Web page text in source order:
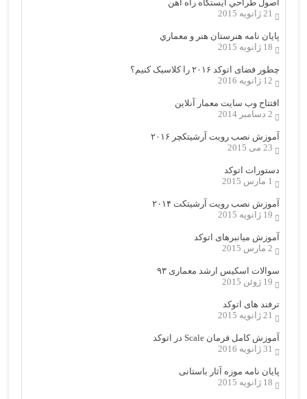
اصول طراحي ایستگاه راه آهن
21 ژانویه 2015
پایان نامه هنرستان هنر و معماري
18 ژانویه 2015
چطور فضای اتوکد ۲۰۱۶ را کلاسیک کنیم؟
12 ژانویه 2016
افتتاح وب سایت معمار آنلاین
2 دسامبر 2014
آموزش نصب رویت آرشیتکچر ۲۰۱۶
23 می 2015
دستورات اتوکد
1 مارس 2015
آموزش نصب رویت آرشیتکت ۲۰۱۴
19 ژانویه 2015
آموزش میانبرهای اتوکد
2 مارس 2015
سوالات اسکیس ارشد معماری ۹۳
19 ژوئن 2015
ترفند های اتوکد
21 ژانویه 2015
آموزش کامل فرمان Scale در اتوکد
31 ژانویه 2016
پایان نامه موزه آثار باستانی
18 ژانویه 2015